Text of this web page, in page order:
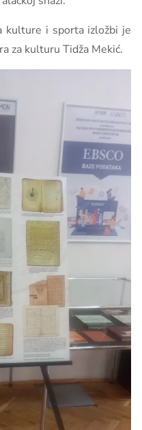
kulture i sporta izložbi je
za kulturu Tidža Mekić.